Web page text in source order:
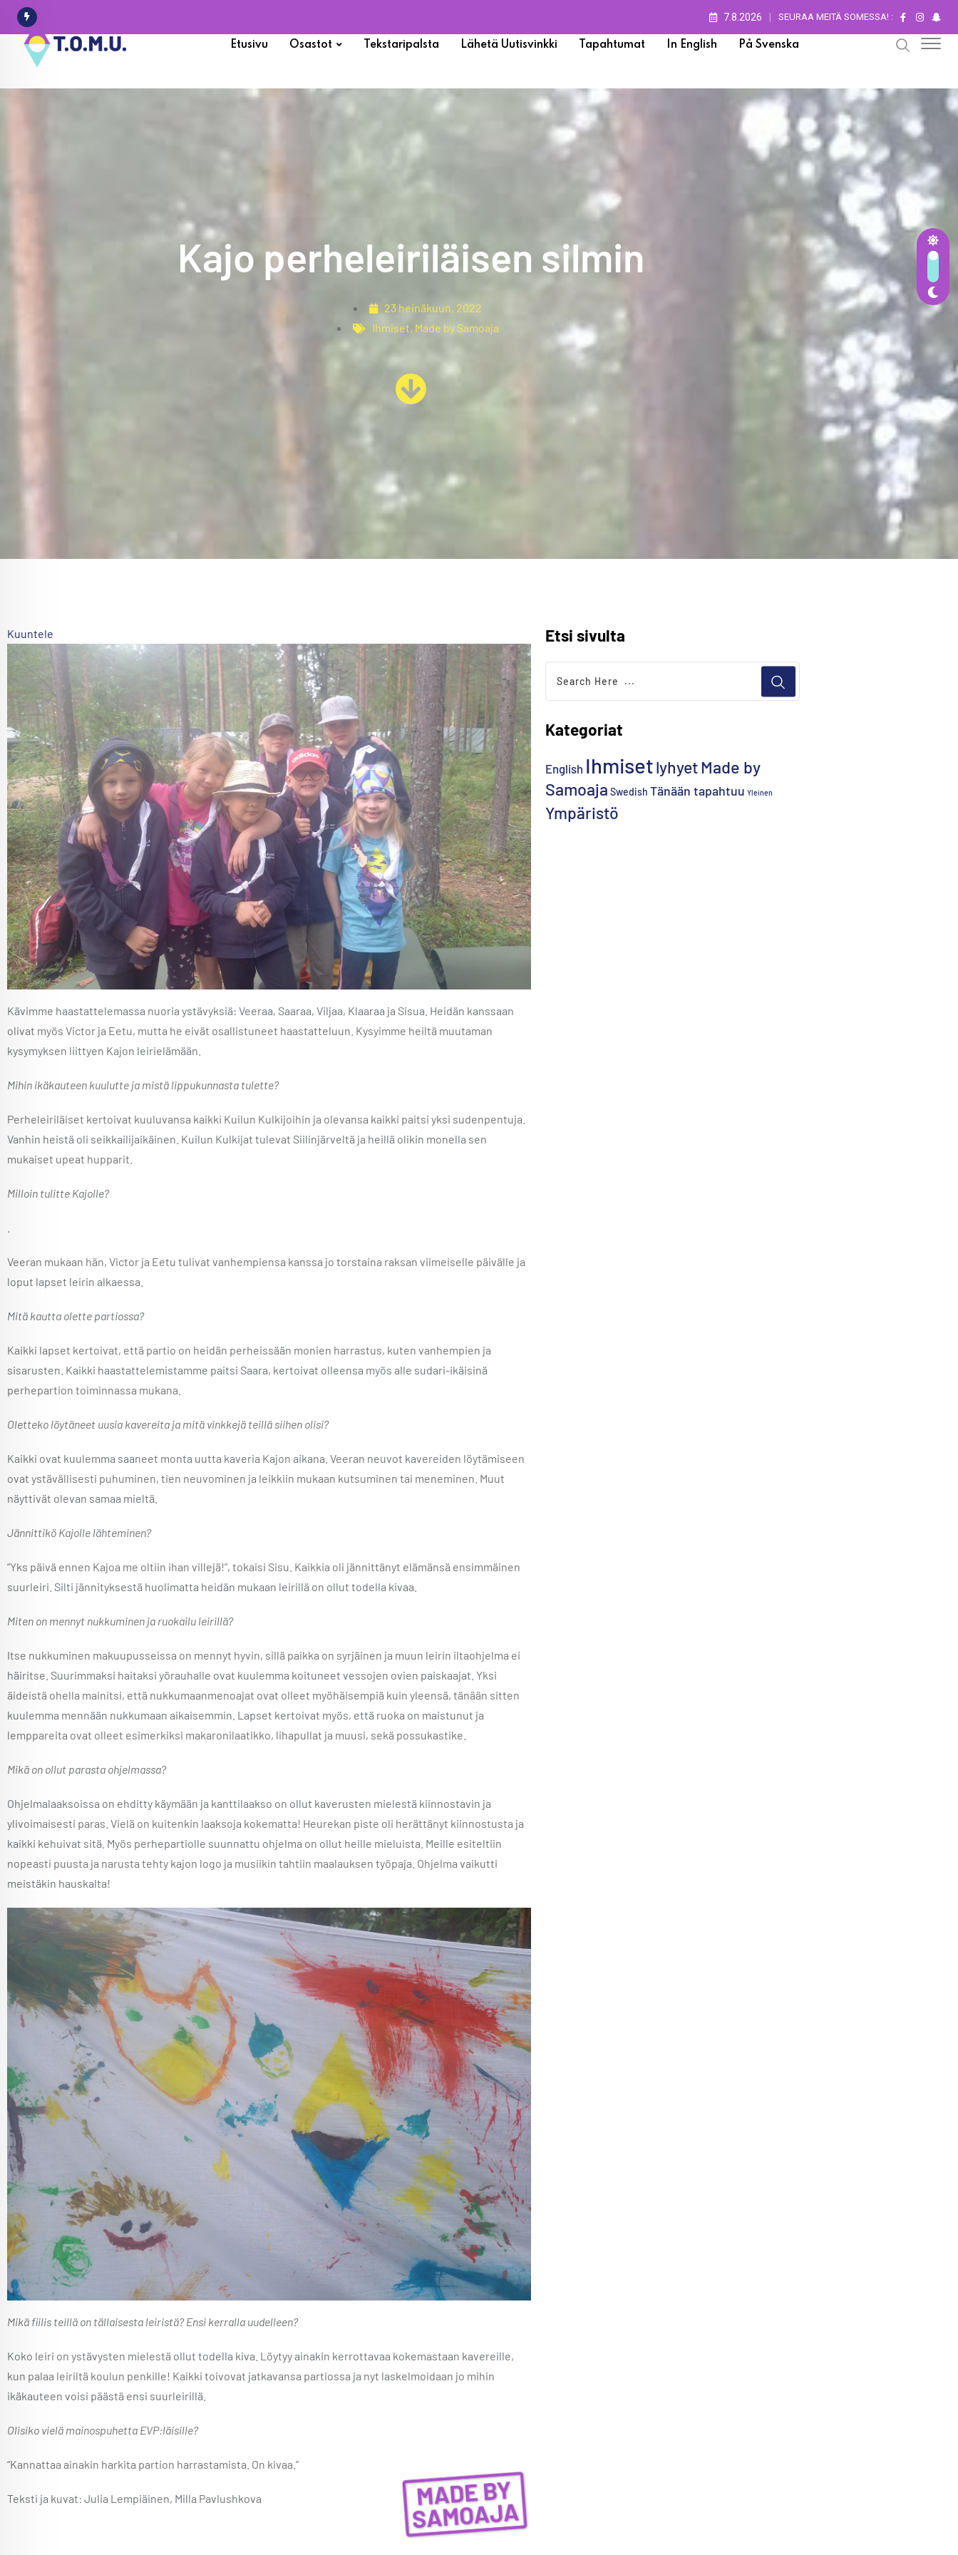
7.8.2026 SEURAA MEITÄ SOMESSA! :
Etusivu Osastot Tekstaripalsta Lähetä Uutisvinkki Tapahtumat In English På Svenska
Kajo perheleiriläisen silmin
23 heinäkuun, 2022
Ihmiset, Made by Samoaja
Kuuntele
Kävimme haastattelemassa nuoria ystävyksiä: Veeraa, Saaraa, Viljaa, Klaaraa ja Sisua. Heidän kanssaan
olivat myös Victor ja Eetu, mutta he eivät osallistuneet haastatteluun. Kysyimme heiltä muutaman
kysymyksen liittyen Kajon leirielämään.
Mihin ikäkauteen kuulutte ja mistä lippukunnasta tulette?
Perheleiriläiset kertoivat kuuluvansa kaikki Kuilun Kulkijoihin ja olevansa kaikki paitsi yksi sudenpentuja.
Vanhin heistä oli seikkailijaikäinen. Kuilun Kulkijat tulevat Siilinjärveltä ja heillä olikin monella sen
mukaiset upeat hupparit.
Milloin tulitte Kajolle?
Veeran mukaan hän, Victor ja Eetu tulivat vanhempiensa kanssa jo torstaina raksan viimeiselle päivälle ja
loput lapset leirin alkaessa.
Mitä kautta olette partiossa?
Kaikki lapset kertoivat, että partio on heidän perheissään monien harrastus, kuten vanhempien ja
sisarusten. Kaikki haastattelemistamme paitsi Saara, kertoivat olleensa myös alle sudari-ikäisinä
perhepartion toiminnassa mukana.
Oletteko löytäneet uusia kavereita ja mitä vinkkejä teillä siihen olisi?
Kaikki ovat kuulemma saaneet monta uutta kaveria Kajon aikana. Veeran neuvot kavereiden löytämiseen
ovat ystävällisesti puhuminen, tien neuvominen ja leikkiin mukaan kutsuminen tai meneminen. Muut
näyttivät olevan samaa mieltä.
Jännittikö Kajolle lähteminen?
“Yks päivä ennen Kajoa me oltiin ihan villejä!”, tokaisi Sisu. Kaikkia oli jännittänyt elämänsä ensimmäinen
suurleiri. Silti jännityksestä huolimatta heidän mukaan leirillä on ollut todella kivaa.
Miten on mennyt nukkuminen ja ruokailu leirillä?
Itse nukkuminen makuupusseissa on mennyt hyvin, sillä paikka on syrjäinen ja muun leirin iltaohjelma ei
häiritse. Suurimmaksi haitaksi yörauhalle ovat kuulemma koituneet vessojen ovien paiskaajat. Yksi
äideistä ohella mainitsi, että nukkumaanmenoajat ovat olleet myöhäisempiä kuin yleensä, tänään sitten
kuulemma mennään nukkumaan aikaisemmin. Lapset kertoivat myös, että ruoka on maistunut ja
lemppareita ovat olleet esimerkiksi makaronilaatikko, lihapullat ja muusi, sekä possukastike.
Mikä on ollut parasta ohjelmassa?
Ohjelmalaaksoissa on ehditty käymään ja kanttilaakso on ollut kaverusten mielestä kiinnostavin ja
ylivoimaisesti paras. Vielä on kuitenkin laaksoja kokematta! Heurekan piste oli herättänyt kiinnostusta ja
kaikki kehuivat sitä. Myös perhepartiolle suunnattu ohjelma on ollut heille mieluista. Meille esiteltiin
nopeasti puusta ja narusta tehty kajon logo ja musiikin tahtiin maalauksen työpaja. Ohjelma vaikutti
meistäkin hauskalta!
Mikä fiilis teillä on tällaisesta leiristä? Ensi kerralla uudelleen?
Koko leiri on ystävysten mielestä ollut todella kiva. Löytyy ainakin kerrottavaa kokemastaan kavereille,
kun palaa leiriltä koulun penkille! Kaikki toivovat jatkavansa partiossa ja nyt laskelmoidaan jo mihin
ikäkauteen voisi päästä ensi suurleirillä.
Olisiko vielä mainospuhetta EVP:läisille?
“Kannattaa ainakin harkita partion harrastamista. On kivaa.”
Teksti ja kuvat: Julia Lempiäinen, Milla Pavlushkova
Etsi sivulta
Kategoriat
English Ihmisetlyhyet Made by
Samoaja Swedish Tänään tapahtuu Yleinen
Ympäristö